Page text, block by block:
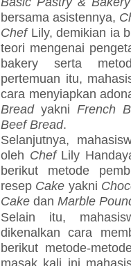
bersama asistennya,
Chef Lily, demikian ia
teori mengenai
bakery serta
pertemuan itu,
cara menyiapkan
Bread yakni French
Beef Bread.
Selanjutnya,
oleh ChefLily
berikut metode
resep Cake yakni
Cake dan Marble
Selain itu,
dikenalkan cara
berikut metode-
masak kali ini